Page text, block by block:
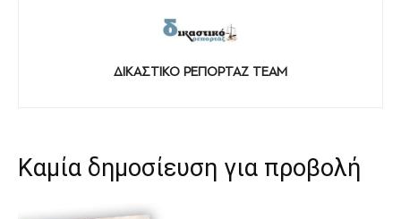
ΔΙΚΑΣΤΙΚΟ ΡΕΠΟΡΤΑΖ TEAM
Καμία δημοσίευση για προβολή